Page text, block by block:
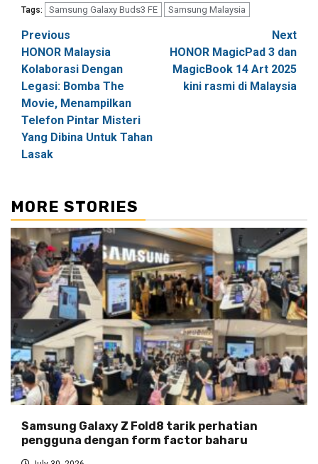
Tags: Samsung Galaxy Buds3 FE Samsung Malaysia
Post
navigation
Previous
HONOR Malaysia
Kolaborasi Dengan
Legasi: Bomba The
Movie, Menampilkan
Telefon Pintar Misteri
Yang Dibina Untuk Tahan
Lasak
Next
HONOR MagicPad 3 dan
MagicBook 14 Art 2025
kini rasmi di Malaysia
MORE STORIES
Samsung Galaxy Z Fold8 tarik perhatian
pengguna dengan form factor baharu